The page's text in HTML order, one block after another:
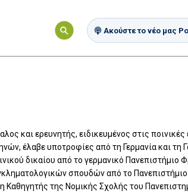
Ακούστε το νέο μας
και ερευνητής, ειδικευμένος στις
έλαβε υποτροφίες από τη Γερμανία και τη
δικαίου από το γερμανικό Πανεπιστήμιο
σπουδών από το
Καθηγητής της Νομικής Σχολής του